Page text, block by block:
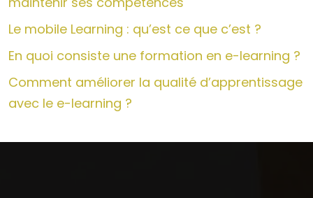
Le mobile Learning : qu’est ce que c’est ?
En quoi consiste une formation en e-learning ?
Comment améliorer la qualité d’apprentissage
avec le e-learning ?